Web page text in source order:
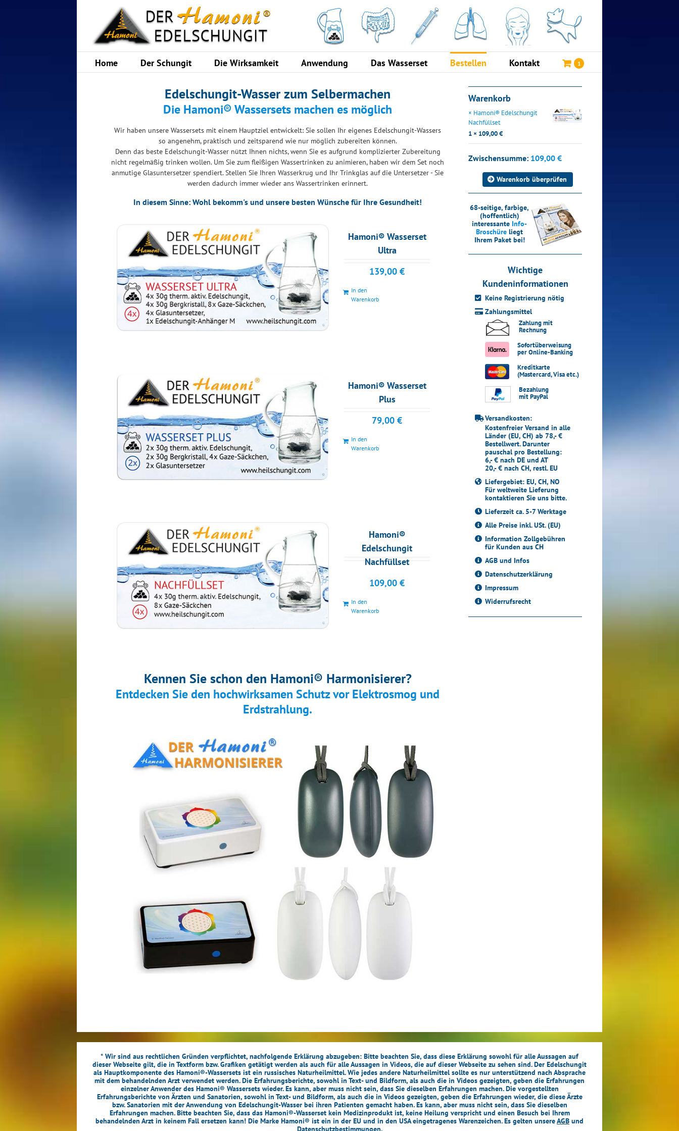
Home Der Schungit Die Wirksamkeit Anwendung Das Wasserset Bestellen Kontakt 1
Edelschungit-Wasser zum Selbermachen
Die Hamoni® Wassersets machen es möglich
Wir haben unsere Wassersets mit einem Hauptziel entwickelt: Sie sollen Ihr eigenes Edelschungit-Wassers
so angenehm, praktisch und zeitsparend wie nur möglich zubereiten können.
Denn das beste Edelschungit-Wasser nützt Ihnen nichts, wenn Sie es aufgrund komplizierter Zubereitung
nicht regelmäßig trinken wollen. Um Sie zum fleißigen Wassertrinken zu animieren, haben wir dem Set noch
anmutige Glasuntersetzer spendiert. Stellen Sie Ihren Wasserkrug und Ihr Trinkglas auf die Untersetzer - Sie
werden dadurch immer wieder ans Wassertrinken erinnert.
In diesem Sinne: Wohl bekomm's und unsere besten Wünsche für Ihre Gesundheit!
Hamoni® Wasserset
Ultra
139,00€
In den
Warenkorb
Hamoni® Wasserset
Plus
79,00€
In den
Warenkorb
Hamoni®
Edelschungit
Nachfüllset
109,00€
In den
Warenkorb
Kennen Sie schon den Hamoni® Harmonisierer?
Entdecken Sie den hochwirksamen Schutz vor Elektrosmog und
Erdstrahlung.
Warenkorb
× Hamoni® Edelschungit
Nachfüllset
1 × 109,00€
Zwischensumme: 109,00 €
Warenkorb überprüfen
68-seitige, farbige,
(hoffentlich)
interessante Info-
Broschüre liegt
Ihrem Paket bei!
Wichtige
Kundeninformationen
Keine Registrierung nötig
Zahlungsmittel
Zahlung mit
Rechnung
Sofortüberweisung
per Online-Banking
Kreditkarte
(Mastercard, Visa etc.)
Bezahlung
mit PayPal
Versandkosten:
Kostenfreier Versand in alle
Länder (EU, CH) ab 78,- €
Bestellwert. Darunter
pauschal pro Bestellung:
6,- € nach DE und AT
20,- € nach CH, restl. EU
Liefergebiet: EU, CH, NO
Für weltweite Lieferung
kontaktieren Sie uns bitte.
Lieferzeit ca. 5-7 Werktage
Alle Preise inkl. USt. (EU)
Information Zollgebühren
für Kunden aus CH
AGB und Infos
Datenschutzerklärung
Impressum
Widerrufsrecht
* Wir sind aus rechtlichen Gründen verpflichtet, nachfolgende Erklärung abzugeben: Bitte beachten Sie, dass diese Erklärung sowohl für alle Aussagen auf
dieser Webseite gilt, die in Textform bzw. Grafiken getätigt werden als auch für alle Aussagen in Videos, die auf dieser Webseite zu sehen sind. Der Edelschungit
als Hauptkomponente des Hamoni®-Wassersets ist ein russisches Naturheilmittel. Wie jedes andere Naturheilmittel sollte es nur unterstützend nach Absprache
mit dem behandelnden Arzt verwendet werden. Die Erfahrungsberichte, sowohl in Text- und Bildform, als auch die in Videos gezeigten, geben die Erfahrungen
einzelner Anwender des Hamoni® Wassersets wieder. Es kann, aber muss nicht sein, dass Sie dieselben Erfahrungen machen. Die vorgestellten
Erfahrungsberichte von Ärzten und Sanatorien, sowohl in Text- und Bildform, als auch die in Videos gezeigten, geben die Erfahrungen wieder, die diese Ärzte
bzw. Sanatorien mit der Anwendung von Edelschungit-Wasser bei ihren Patienten gemacht haben. Es kann, aber muss nicht sein, dass Sie dieselben
Erfahrungen machen. Bitte beachten Sie, dass das Hamoni®-Wasserset kein Medizinprodukt ist, keine Heilung verspricht und einen Besuch bei Ihrem
behandelnden Arzt in keinem Fall ersetzen kann! Die Marke Hamoni® ist ein in der EU und in den USA eingetragenes Warenzeichen. Es gelten unsereAGB und
Datenschutzbestimmungen.